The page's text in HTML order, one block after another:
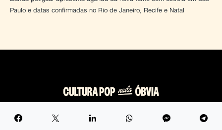
Paulo e datas confirmadas no Rio de Janeiro, Recife e Natal